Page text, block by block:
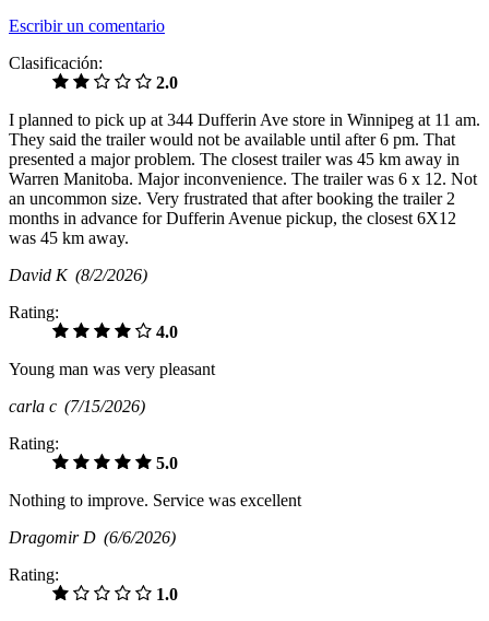
Escribir un comentario
Clasificación:
2.0
I planned to pick up at 344 Dufferin Ave store in Winnipeg at 11 am.
They said the trailer would not be available until after 6 pm. That
presented a major problem. The closest trailer was 45 km away in
Warren Manitoba. Major inconvenience. The trailer was 6 x 12. Not
an uncommon size. Very frustrated that after booking the trailer 2
months in advance for Dufferin Avenue pickup, the closest 6X12
was 45 km away.
David K (8/2/2026)
Rating:
4.0
Young man was very pleasant
carla c (7/15/2026)
Rating:
5.0
Nothing to improve. Service was excellent
Dragomir D (6/6/2026)
Rating:
1.0